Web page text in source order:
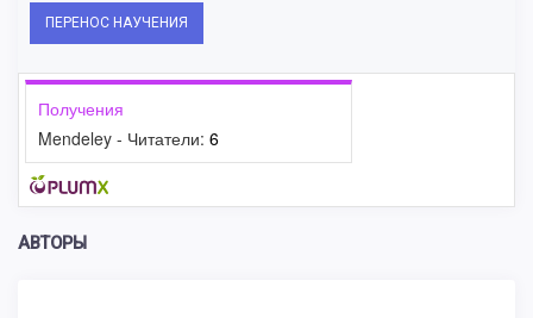
ПЕРЕНОС НАУЧЕНИЯ
Получения
Mendeley - Читатели: 6
АВТОРЫ